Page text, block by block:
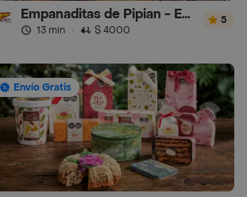
Empanaditas de Pipian - Empanadas
13 min · $ 4000
5
Envío Gratis